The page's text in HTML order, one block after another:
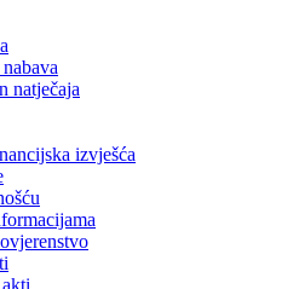
natječaja
izvješća